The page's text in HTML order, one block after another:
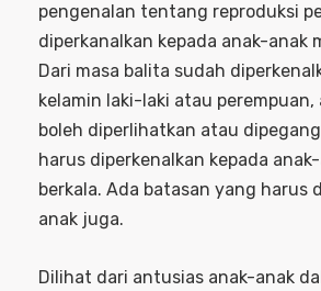
pengenalan tentang reproduksi
diperkanalkan kepada anak-anak
Dari masa balita sudah
kelamin laki-laki atau
boleh diperlihatkan atau
harus diperkenalkan kepada
berkala. Ada batasan yang harus
anak juga.
Dilihat dari antusias anak-anak